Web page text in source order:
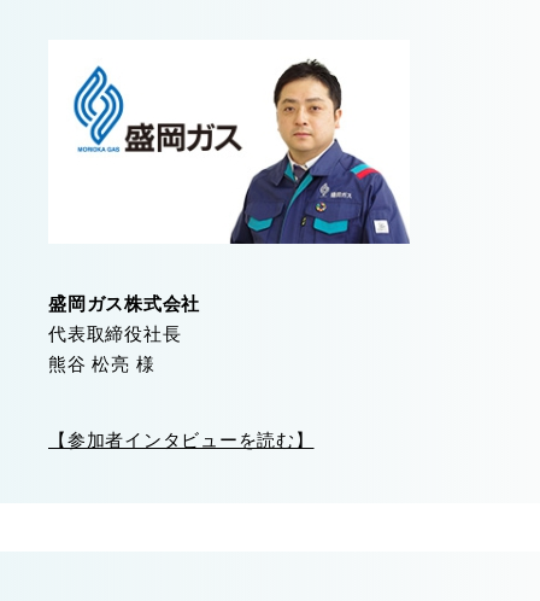
盛岡ガス株式会社
代表取締役社長
熊谷 松亮 様
【参加者インタビューを読む】